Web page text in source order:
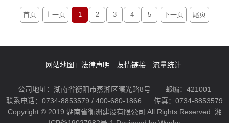
首页 上一页 1 2 3 4 5 下一页 尾页
网站地图 法律声明 友情链接 流量统计
公司地址：湖南省衡阳市蒸湘区曙光路8号
邮编：421001
联系电话：0734-8853579 / 400-680-1866
传真：0734-8853579
Copyright © 2019 湖南省衡洲建设有限公司 All Rights Reserved. 湘